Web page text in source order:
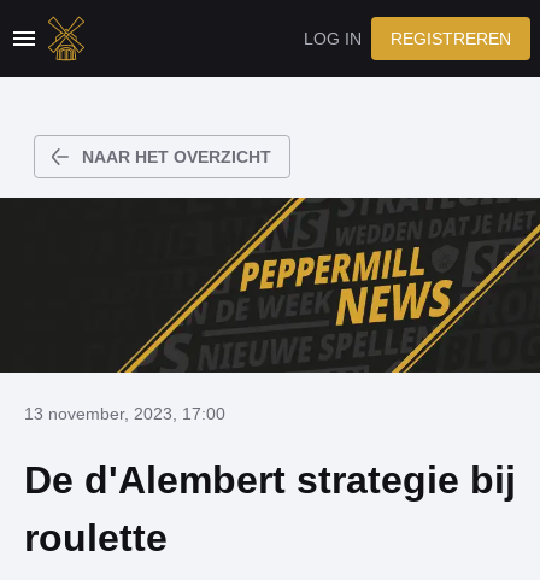
LOG IN REGISTREREN
NAAR HET OVERZICHT
13 november, 2023, 17:00
De d'Alembert strategie bij
roulette